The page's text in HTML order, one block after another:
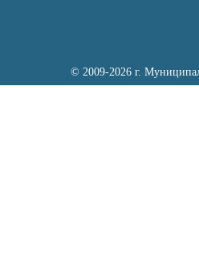
© 2009-2026 г.